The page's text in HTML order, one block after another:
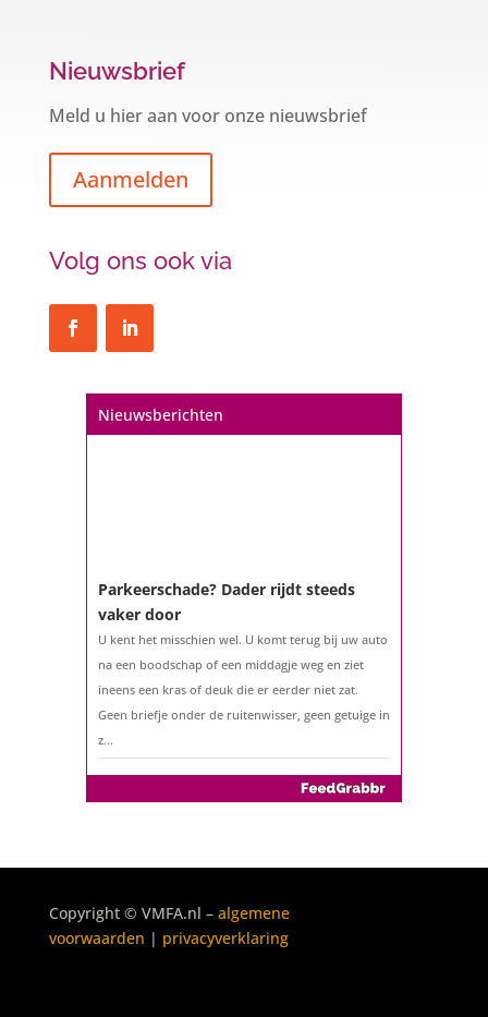
Nieuwsbrief
Meld u hier aan voor onze nieuwsbrief
Aanmelden
Volg ons ook via
Nieuwsberichten
Een hypotheek na uw 57e? Er zijn
ouder bent?...
Parkeerschade? Dader rijdt steeds
vaker door
U kent het misschien wel. U komt terug bij uw auto
z...
Copyright © VMFA.nl – algemene
voorwaarden | privacyverklaring